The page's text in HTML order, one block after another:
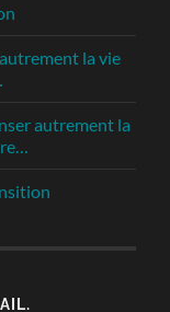
la vie
autrement la